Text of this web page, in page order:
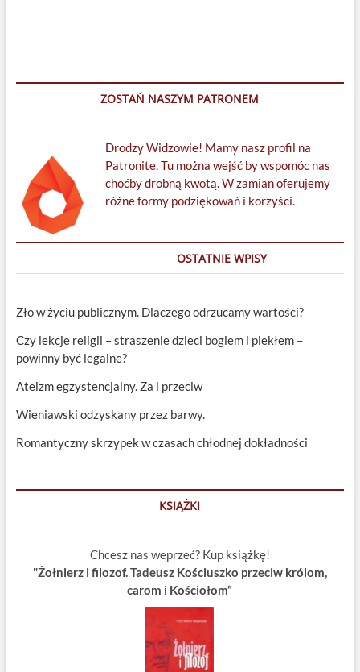
ZOSTAŃ NASZYM PATRONEM
Drodzy Widzowie! Mamy nasz profil na
Patronite. Tu można wejść by wspomóc nas
choćby drobną kwotą. W zamian oferujemy
różne formy podziękowań i korzyści.
OSTATNIE WPISY
Zło w życiu publicznym. Dlaczego odrzucamy wartości?
Czy lekcje religii – straszenie dzieci bogiem i piekłem –
powinny być legalne?
Ateizm egzystencjalny. Za i przeciw
Wieniawski odzyskany przez barwy.
Romantyczny skrzypek w czasach chłodnej dokładności
KSIĄŻKI
Chcesz nas weprzeć? Kup książkę!
"Żołnierz i filozof. Tadeusz Kościuszko przeciw królom,
carom i Kościołom”